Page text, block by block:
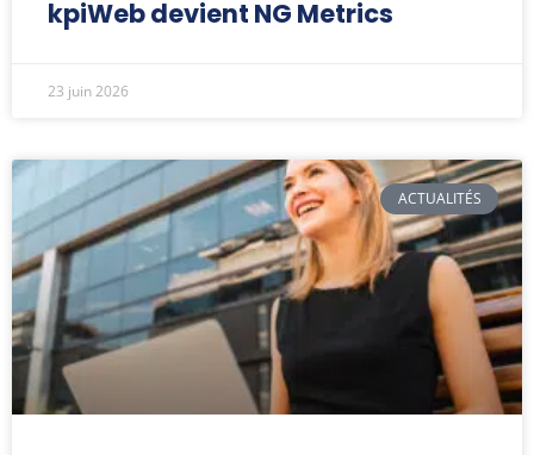
kpiWeb devient NG Metrics
23 juin 2026
ACTUALITÉS